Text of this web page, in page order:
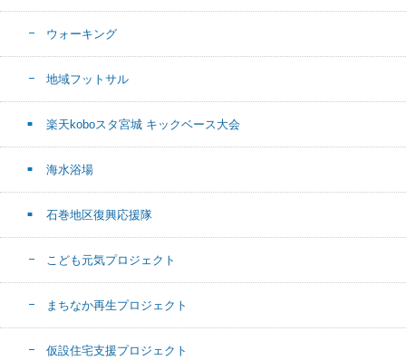
ウォーキング
地域フットサル
楽天koboスタ宮城 キックベース大会
海水浴場
石巻地区復興応援隊
こども元気プロジェクト
まちなか再生プロジェクト
仮設住宅支援プロジェクト